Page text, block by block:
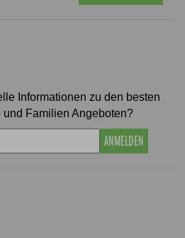
Informationen zu den besten
Familien Angeboten?
ANMELDEN